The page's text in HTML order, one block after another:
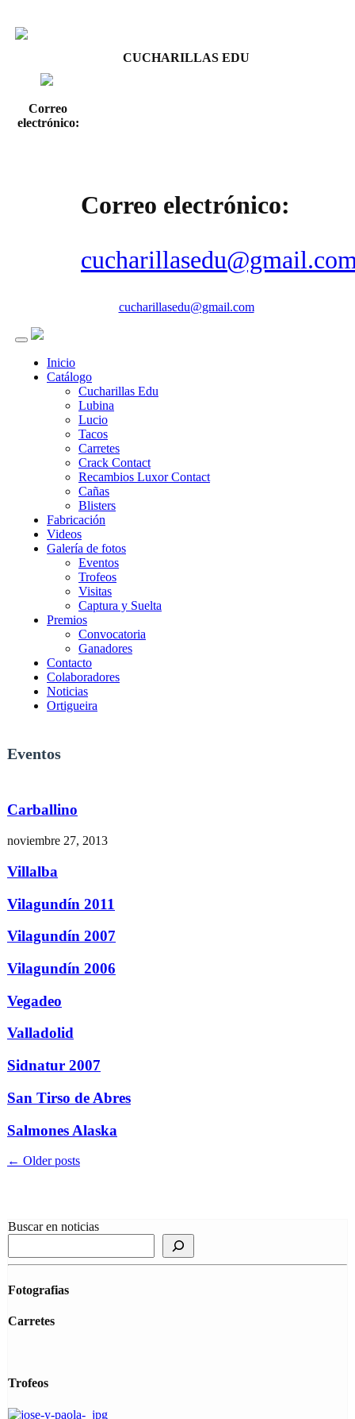
CUCHARILLAS EDU
Correo electrónico:
Correo
electrónico:
cucharillasedu@gmail.com
Inicio
Catálogo
Cucharillas Edu
Lubina
Lucio
Tacos
Carretes
Crack Contact
Recambios Luxor Contact
Cañas
Blisters
Fabricación
Videos
Galería de fotos
Eventos
Trofeos
Visitas
Captura y Suelta
Premios
Convocatoria
Ganadores
Contacto
Colaboradores
Noticias
Ortigueira
Eventos
Carballino
noviembre 27, 2013
Villalba
Vilagundín 2011
Vilagundín 2007
Vilagundín 2006
Vegadeo
Valladolid
Sidnatur 2007
San Tirso de Abres
Salmones Alaska
Post
← Older posts
Buscar en noticias
Fotografias
Carretes
Trofeos